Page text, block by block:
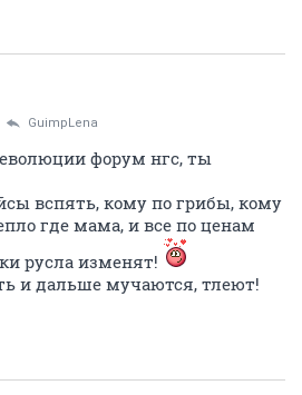
GuimpLena
форум нгс, ты
вспять, кому по грибы, кому
где мама, и все по ценам
русла изменят!
и дальше мучаются, тлеют!